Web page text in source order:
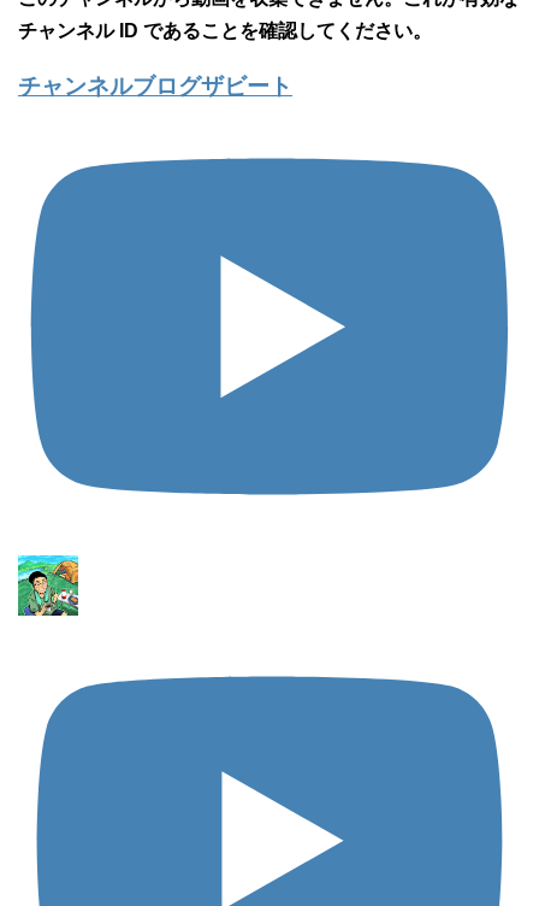
チャンネル ID であることを確認してください。
チャンネルブログザビート